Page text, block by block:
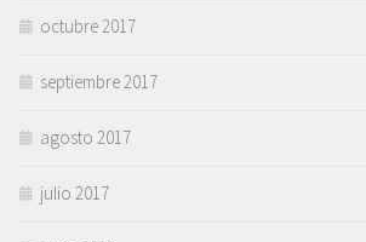
octubre 2017
septiembre 2017
agosto 2017
julio 2017